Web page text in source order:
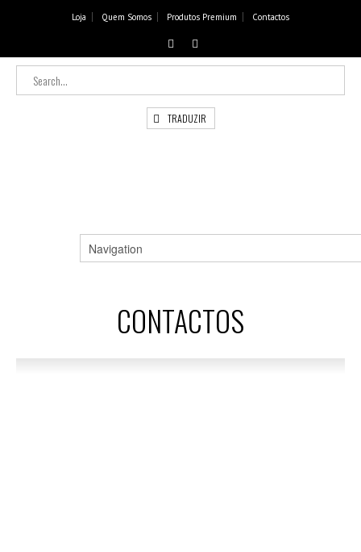
Loja Quem Somos Produtos Premium Contactos
TRADUZIR
CONTACTOS